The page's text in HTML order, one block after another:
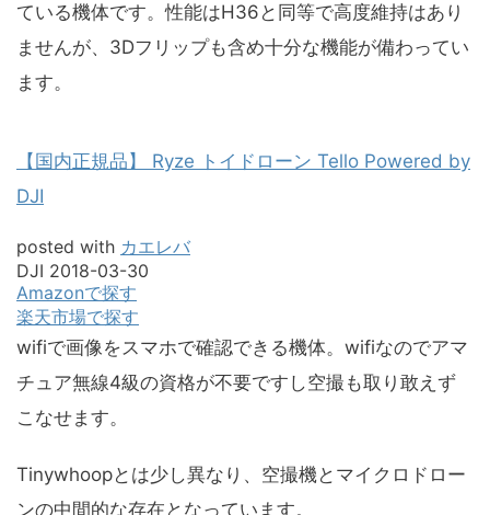
ている機体です。性能はH36と同等で高度維持はあり
ませんが、3Dフリップも含め十分な機能が備わってい
ます。
【国内正規品】 Ryze トイドローン Tello Powered by
DJI
posted with カエレバ
DJI 2018-03-30
Amazonで探す
楽天市場で探す
wifiで画像をスマホで確認できる機体。wifiなのでアマ
チュア無線4級の資格が不要ですし空撮も取り敢えず
こなせます。
Tinywhoopとは少し異なり、空撮機とマイクロドロー
ンの中間的な存在となっています。